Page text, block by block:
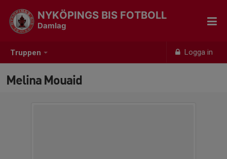
Truppen Logga in
NYKÖPINGS BIS FOTBOLL
Damlag
Melina Mouaid